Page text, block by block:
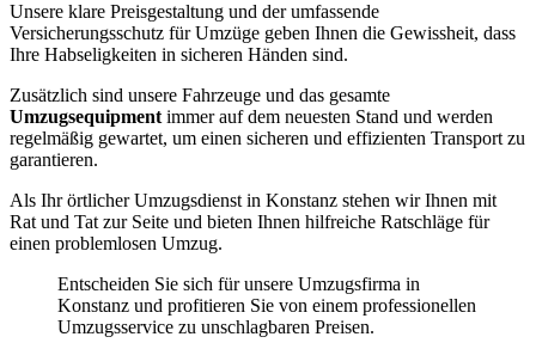
Unsere klare Preisgestaltung und der umfassende
Versicherungsschutz für Umzüge geben Ihnen die Gewissheit, dass
Ihre Habseligkeiten in sicheren Händen sind.
Zusätzlich sind unsere Fahrzeuge und das gesamte
Umzugsequipment immer auf dem neuesten Stand und werden
regelmäßig gewartet, um einen sicheren und effizienten Transport zu
garantieren.
Als Ihr örtlicher Umzugsdienst in Konstanz stehen wir Ihnen mit
Rat und Tat zur Seite und bieten Ihnen hilfreiche Ratschläge für
einen problemlosen Umzug.
Entscheiden Sie sich für unsere Umzugsfirma in
Konstanz und profitieren Sie von einem professionellen
Umzugsservice zu unschlagbaren Preisen.